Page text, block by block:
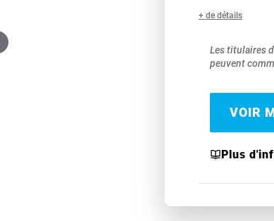
+ de détails
Les titulaires
peuvent
VOIR
Plus